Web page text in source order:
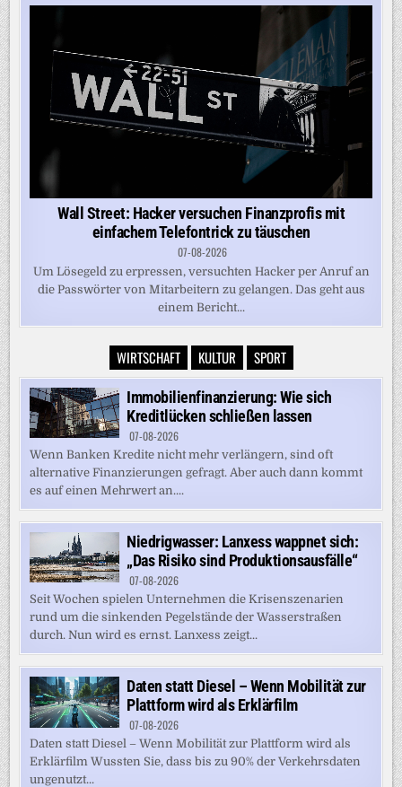
Wall Street: Hacker versuchen Finanzprofis mit
einfachem Telefontrick zu täuschen
07-08-2026
Um Lösegeld zu erpressen, versuchten Hacker per Anruf an
die Passwörter von Mitarbeitern zu gelangen. Das geht aus
einem Bericht...
WIRTSCHAFT KULTUR SPORT
Immobilienfinanzierung: Wie sich
Kreditlücken schließen lassen
07-08-2026
Wenn Banken Kredite nicht mehr verlängern, sind oft
alternative Finanzierungen gefragt. Aber auch dann kommt
es auf einen Mehrwert an....
Niedrigwasser: Lanxess wappnet sich:
„Das Risiko sind Produktionsausfälle“
07-08-2026
Seit Wochen spielen Unternehmen die Krisenszenarien
rund um die sinkenden Pegelstände der Wasserstraßen
durch. Nun wird es ernst. Lanxess zeigt...
Daten statt Diesel – Wenn Mobilität zur
Plattform wird als Erklärfilm
07-08-2026
Daten statt Diesel – Wenn Mobilität zur Plattform wird als
Erklärfilm Wussten Sie, dass bis zu 90% der Verkehrsdaten
ungenutzt...